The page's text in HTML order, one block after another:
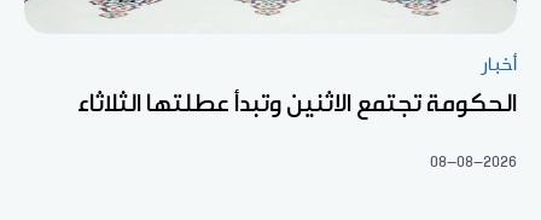
أخبار
الحكومة تجتمع الاثنين وتبدأ عطلتها الثلاثاء
08-08-2026